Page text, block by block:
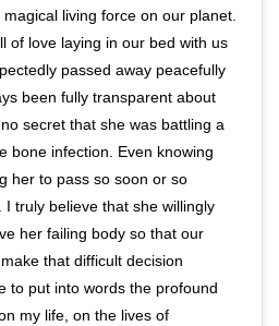
living force on our planet.
of love laying in our bed with us
passed away peacefully
been fully transparent about
secret that she was battling a
bone infection. Even knowing
her to pass so soon or so
truly believe that she willingly
her failing body so that our
that difficult decision
to put into words the profound
my life, on the lives of